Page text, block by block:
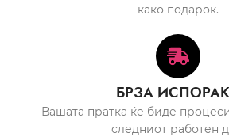
како подарок.
БРЗА
Вашата пратка ќе биде
следниот работен